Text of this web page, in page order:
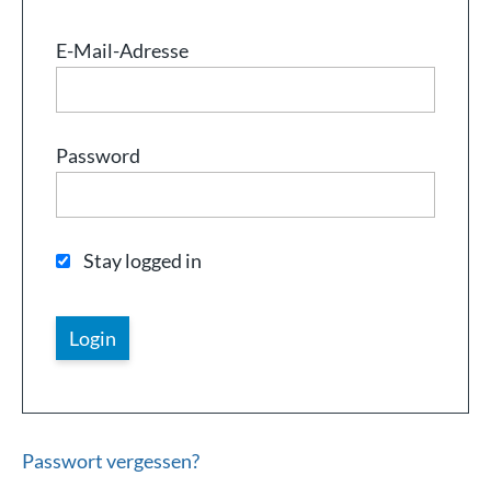
E-Mail-Adresse
Password
Stay logged in
Passwort vergessen?